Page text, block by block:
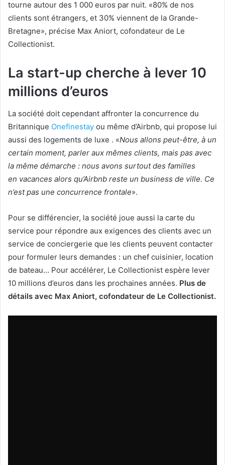
tourne autour des 1 000 euros par nuit. «80% de nos
clients sont étrangers, et 30% viennent de la Grande-
Bretagne», précise Max Aniort, cofondateur de Le
Collectionist.
La start-up cherche à lever 10
millions d’euros
La société doit cependant affronter la concurrence du
Britannique Onefinestay ou même d’Airbnb, qui propose lui
aussi des logements de luxe . «Nous allons peut-être, à un
certain moment, parler aux mêmes clients, mais pas avec
la même démarche : nous avons surtout des familles
en vacances alors qu’Airbnb reste un business de ville. Ce
n’est pas une concurrence frontale».
Pour se différencier, la société joue aussi la carte du
service pour répondre aux exigences des clients avec un
service de conciergerie que les clients peuvent contacter
pour formuler leurs demandes : un chef cuisinier, location
de bateau… Pour accélérer, Le Collectionist espère lever
10 millions d’euros dans les prochaines années. Plus de
détails avec Max Aniort, cofondateur de Le Collectionist.